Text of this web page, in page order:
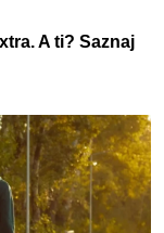
A ti? Saznaj